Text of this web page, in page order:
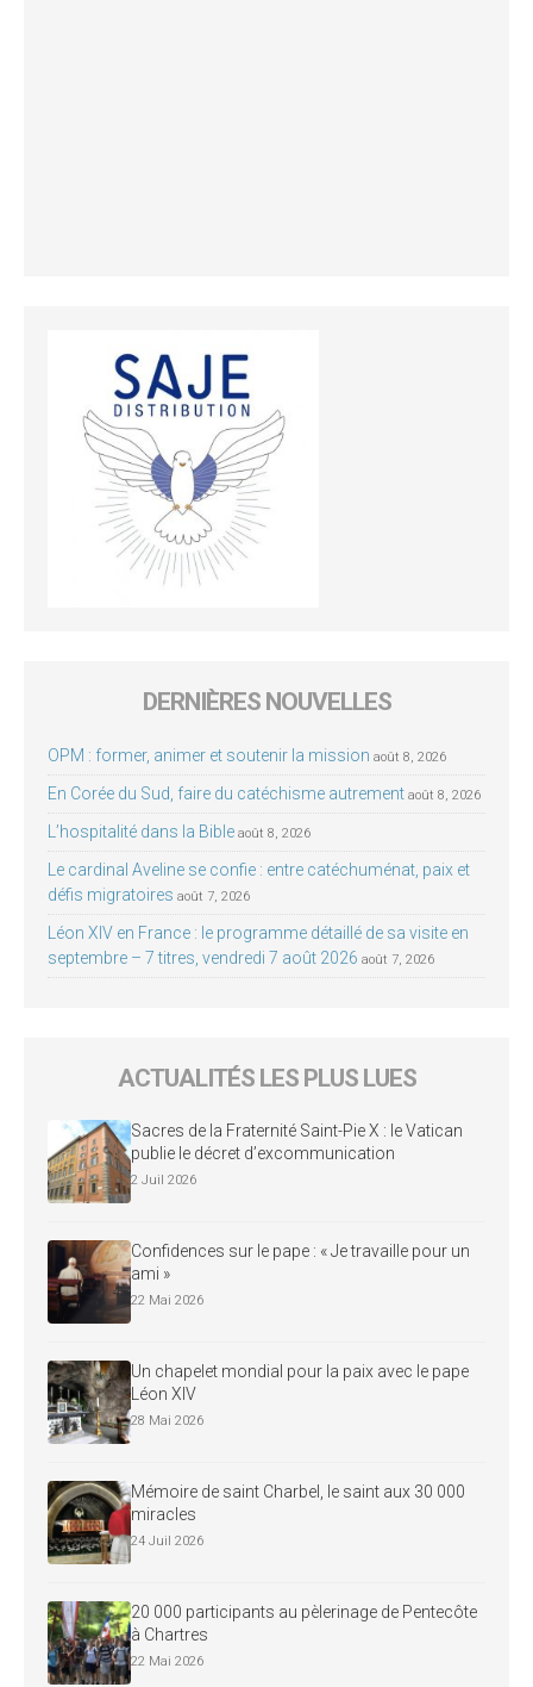
DERNIÈRES NOUVELLES
OPM : former, animer et soutenir la mission août 8, 2026
En Corée du Sud, faire du catéchisme autrement août 8, 2026
L’hospitalité dans la Bible août 8, 2026
Le cardinal Aveline se confie : entre catéchuménat, paix et
défis migratoires août 7, 2026
Léon XIV en France : le programme détaillé de sa visite en
septembre – 7 titres, vendredi 7 août 2026 août 7, 2026
ACTUALITÉS LES PLUS LUES
Sacres de la Fraternité Saint-Pie X : le Vatican
publie le décret d’excommunication
2 Juil 2026
Confidences sur le pape : « Je travaille pour un
ami »
22 Mai 2026
Un chapelet mondial pour la paix avec le pape
Léon XIV
28 Mai 2026
Mémoire de saint Charbel, le saint aux 30 000
miracles
24 Juil 2026
20 000 participants au pèlerinage de Pentecôte
à Chartres
22 Mai 2026